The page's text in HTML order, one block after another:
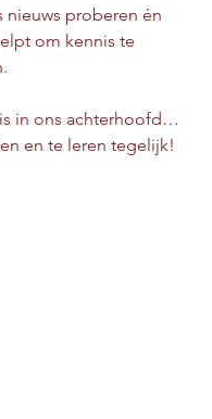
nieuws proberen én
om kennis te
in ons achterhoofd…
en te leren tegelijk!